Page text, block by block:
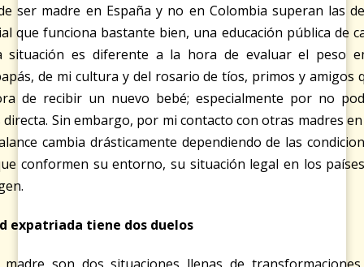
ser madre en España y no en Colombia superan las
que funciona bastante bien, una educación pública de
situación es diferente a la hora de evaluar el peso
de mi cultura y del rosario de tíos, primos y amigos
de recibir un nuevo bebé; especialmente por no
Sin embargo, por mi contacto con otras madres
cambia drásticamente dependiendo de las
conformen su entorno, su situación legal en los
expatriada tiene dos duelos